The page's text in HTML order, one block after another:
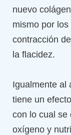
nuevo
mismo por
contracción
la flacidez.
Igualmente al
tiene un
con lo cual se
oxígeno y